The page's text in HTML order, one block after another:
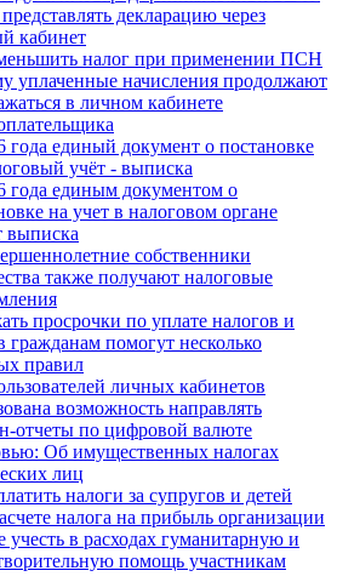
декларацию через
кабинет
налог при применении ПСН
уплаченные начисления продолжают
в личном кабинете
года единый документ о постановке
учёт - выписка
года единым документом о
на учет в налоговом органе
выписка
собственники
также получают налоговые
просрочки по уплате налогов и
гражданам помогут несколько
правил
личных кабинетов
возможность направлять
отчеты по цифровой валюте
Об имущественных налогах
лиц
налоги за супругов и детей
налога на прибыль организации
учесть в расходах гуманитарную и
помощь участникам